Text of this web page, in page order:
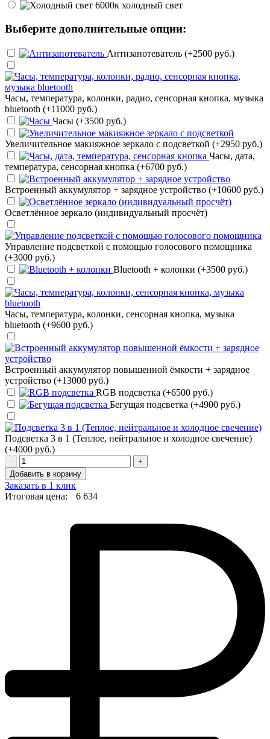
холодный свет
Выберите дополнительные опции:
Антизапотеватель (+2500 руб.)
Часы, температура, колонки, радио, сенсорная кнопка, музыка
bluetooth (+11000 руб.)
Часы (+3500 руб.)
Увеличительное макияжное зеркало с подсветкой (+2950 руб.)
Часы, дата,
температура, сенсорная кнопка (+6700 руб.)
Встроенный аккумулятор + зарядное устройство (+10600 руб.)
Осветлённое зеркало (индивидуальный просчёт)
Управление подсветкой с помощью голосового помощника
(+3000 руб.)
Bluetooth + колонки (+3500 руб.)
Часы, температура, колонки, сенсорная кнопка, музыка
bluetooth (+9600 руб.)
Встроенный аккумулятор повышенной ёмкости + зарядное
устройство (+13000 руб.)
RGB подсветка (+6500 руб.)
Бегущая подсветка (+4900 руб.)
Подсветка 3 в 1 (Теплое, нейтральное и холодное свечение)
(+4000 руб.)
-
+
Добавить в корзину
Заказать в 1 клик
Итоговая цена:
6 634